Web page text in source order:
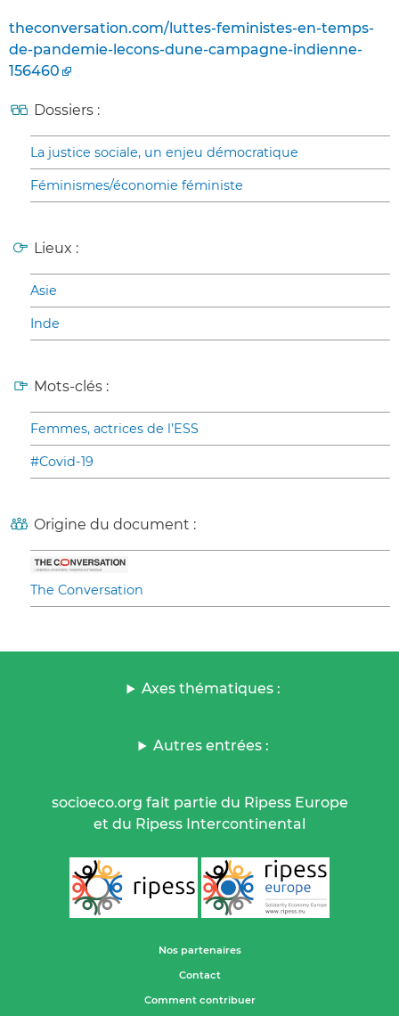
theconversation.com/luttes-feministes-en-temps-
de-pandemie-lecons-dune-campagne-indienne-
156460
Dossiers :
La justice sociale, un enjeu démocratique
Féminismes/économie féministe
Lieux :
Asie
Inde
Mots-clés :
Femmes, actrices de l’ESS
#Covid-19
Origine du document :
The Conversation
Axes thématiques :
Autres entrées :
socioeco.org fait partie du Ripess Europe
et du Ripess Intercontinental
Nos partenaires
Contact
Comment contribuer